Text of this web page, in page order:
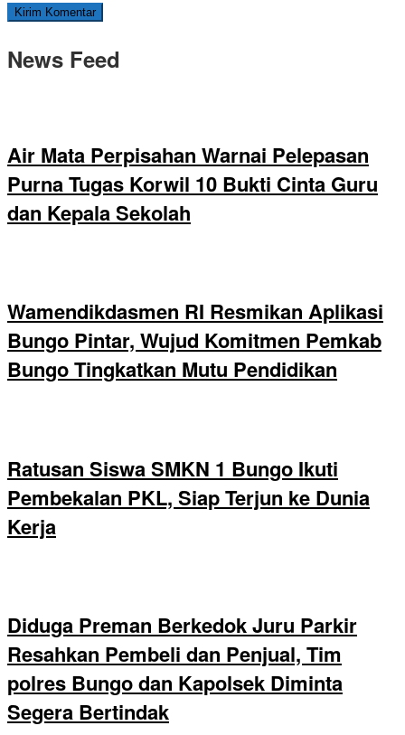
News Feed
Air Mata Perpisahan Warnai Pelepasan
Purna Tugas Korwil 10 Bukti Cinta Guru
dan Kepala Sekolah
Wamendikdasmen RI Resmikan Aplikasi
Bungo Pintar, Wujud Komitmen Pemkab
Bungo Tingkatkan Mutu Pendidikan
Ratusan Siswa SMKN 1 Bungo Ikuti
Pembekalan PKL, Siap Terjun ke Dunia
Kerja
Diduga Preman Berkedok Juru Parkir
Resahkan Pembeli dan Penjual, Tim
polres Bungo dan Kapolsek Diminta
Segera Bertindak